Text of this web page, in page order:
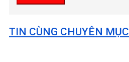
TIN CÙNG CHUYÊN MỤC